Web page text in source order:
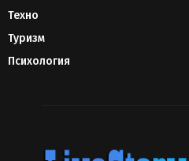
Техно
Туризм
Психология